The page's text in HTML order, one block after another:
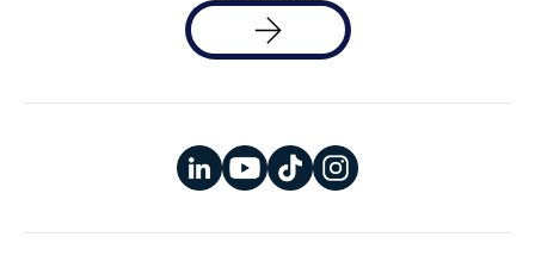
Solicita
una
demo